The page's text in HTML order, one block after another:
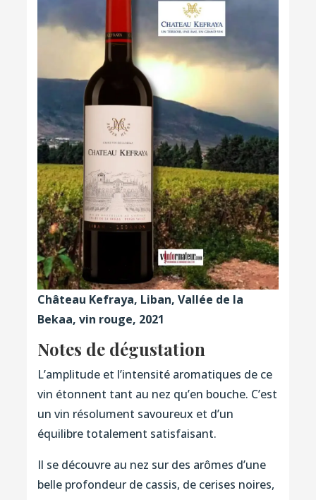
Château Kefraya, Liban, Vallée de la
Bekaa, vin rouge, 2021
Notes de dégustation
L’amplitude et l’intensité aromatiques de ce
vin étonnent tant au nez qu’en bouche. C’est
un vin résolument savoureux et d’un
équilibre totalement satisfaisant.
Il se découvre au nez sur des arômes d’une
belle profondeur de cassis, de cerises noires,